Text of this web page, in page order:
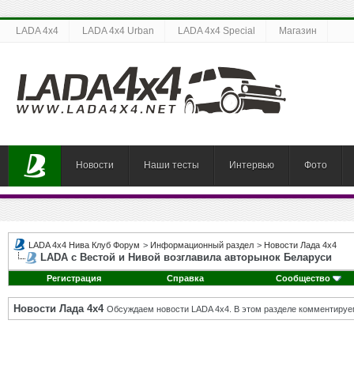
LADA 4x4 LADA 4x4 Urban LADA 4x4 Special Магазин
Новости Наши тесты Интервью Фото
LADA 4x4 Нива Клуб Форум > Информационный раздел > Новости Лада 4х4
LADA с Вестой и Нивой возглавила авторынок Беларуси
Регистрация Справка Сообщество
Новости Лада 4х4 Обсуждаем новости LADA 4x4. В этом разделе